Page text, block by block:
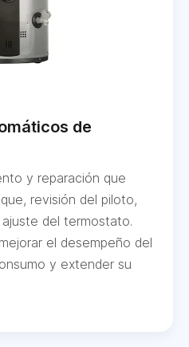
de
y reparación que
revisión del piloto,
del termostato.
el desempeño del
y extender su